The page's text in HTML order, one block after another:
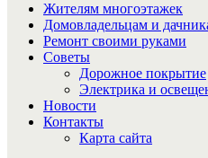
Жителям многоэтажек
Домовладельцам и
Ремонт своими руками
Советы
Дорожное покрытие
Электрика и
Новости
Контакты
Карта сайта